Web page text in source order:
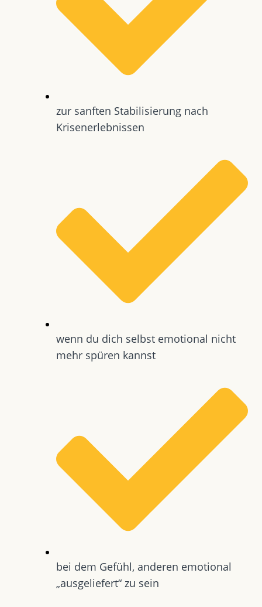
zur sanften Stabilisierung nach
Krisenerlebnissen
wenn du dich selbst emotional nicht
mehr spüren kannst
bei dem Gefühl, anderen emotional
„ausgeliefert“ zu sein